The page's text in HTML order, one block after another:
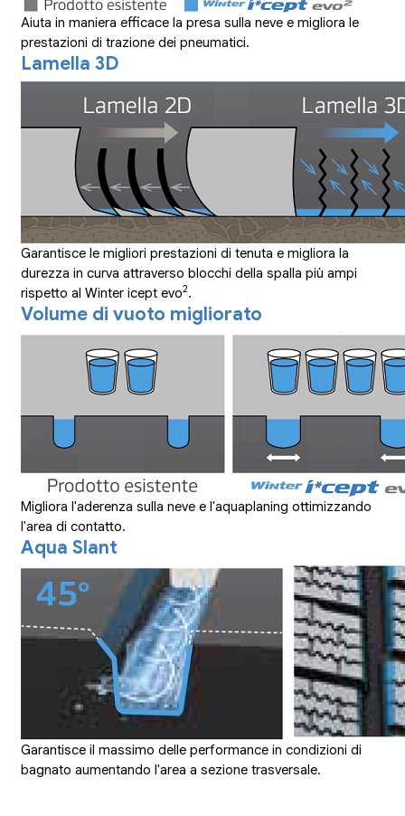
Aiuta in maniera efficace la presa sulla neve e migliora le
prestazioni di trazione dei pneumatici.
Lamella 3D
Garantisce le migliori prestazioni di tenuta e migliora la
durezza in curva attraverso blocchi della spalla più ampi
rispetto al Winter icept evo2.
Volume di vuoto migliorato
Migliora l'aderenza sulla neve e l'aquaplaning ottimizzando
l'area di contatto.
Aqua Slant
Garantisce il massimo delle performance in condizioni di
bagnato aumentando l'area a sezione trasversale.